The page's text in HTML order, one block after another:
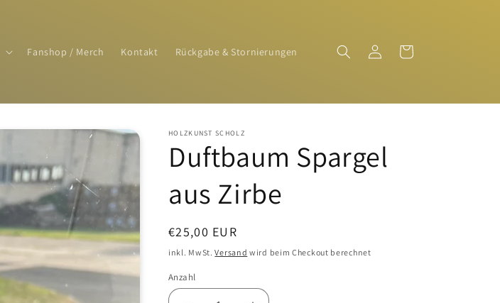
Fanshop / Merch Kontakt Rückgabe & Stornierungen EinloggenWarenkorb
HOLZKUNST SCHOLZ
Duftbaum Spargel
aus Zirbe
Normaler
Preis
€25,00 EUR
inkl. MwSt.Versand wird beim Checkout berechnet
Anzahl